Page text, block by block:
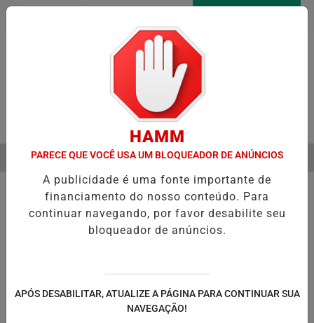
Pesquisar Notícia
RECUPERAÇÃO FISCAL PARA EQUILIBRAR CONTAS PÚBLICAS
EM ALTA
MENU
HAMM
PARECE QUE VOCÊ USA UM BLOQUEADOR DE ANÚNCIOS
A publicidade é uma fonte importante de
financiamento do nosso conteúdo. Para
continuar navegando, por favor desabilite seu
bloqueador de anúncios.
APÓS DESABILITAR, ATUALIZE A PÁGINA PARA CONTINUAR SUA
NAVEGAÇÃO!